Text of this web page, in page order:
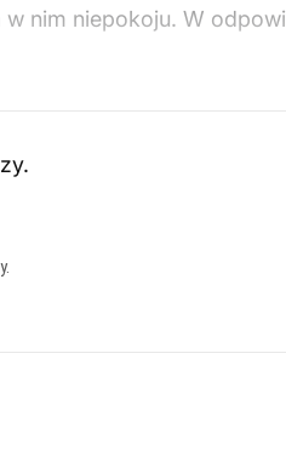
nim niepokoju. W
.